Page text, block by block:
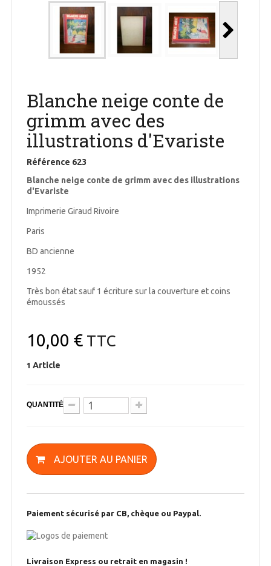
Blanche neige conte de
grimm avec des
illustrations d'Evariste
Référence 623
Blanche neige conte de grimm avec des illustrations
d'Evariste
Imprimerie Giraud Rivoire
Paris
BD ancienne
1952
Très bon état sauf 1 écriture sur la couverture et coins
émoussés
10,00 €TTC
1 Article
QUANTITÉ
AJOUTER AU PANIER
Paiement sécurisé par CB, chèque ou Paypal.
Livraison Express ou retrait en magasin !